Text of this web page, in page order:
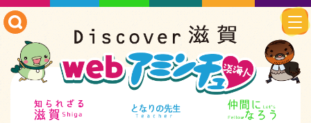
知られざる滋賀 となりの先生